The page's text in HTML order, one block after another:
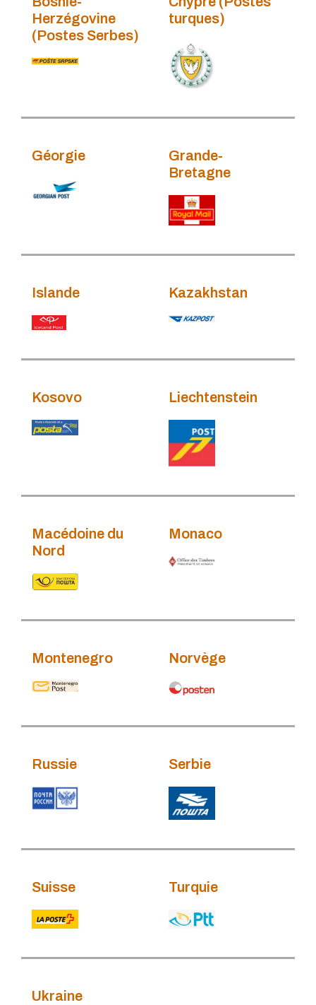
Herzégovine
(Postes Serbes)
turques)
Géorgie
Grande-
Bretagne
Islande Kazakhstan
Kosovo Liechtenstein
Macédoine du
Nord
Monaco
Montenegro Norvège
Russie Serbie
Suisse Turquie
Ukraine